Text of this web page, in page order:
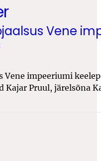
Vene
Vene impeeriumi
Kajar Pruul, järelsõna